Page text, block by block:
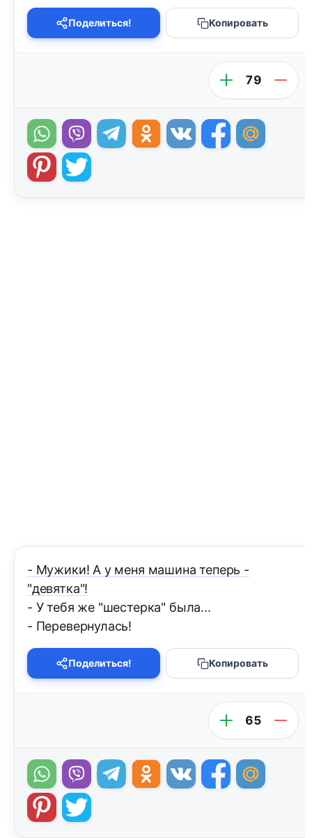
Поделиться! Копировать
79
- Мужики! А у меня машина теперь -
"девятка"!
- У тебя же "шестерка" была...
- Перевернулась!
Поделиться! Копировать
65